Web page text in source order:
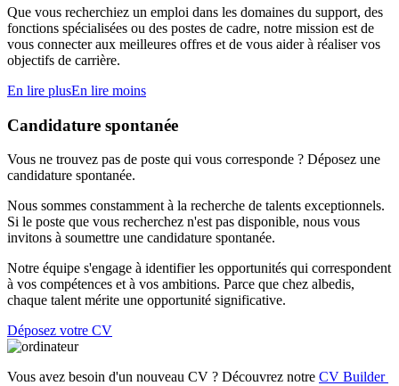
Que vous recherchiez un emploi dans les domaines du support, des
fonctions spécialisées ou des postes de cadre, notre mission est de
vous connecter aux meilleures offres et de vous aider à réaliser vos
objectifs de carrière.
En lire plusEn lire moins
Candidature spontanée
Vous ne trouvez pas de poste qui vous corresponde ? Déposez une
candidature spontanée.
Nous sommes constamment à la recherche de talents exceptionnels.
Si le poste que vous recherchez n'est pas disponible, nous vous
invitons à soumettre une candidature spontanée.
Notre équipe s'engage à identifier les opportunités qui correspondent
à vos compétences et à vos ambitions. Parce que chez albedis,
chaque talent mérite une opportunité significative.
Déposez votre CV
Vous avez besoin d'un nouveau CV ? Découvrez notre CV Builder